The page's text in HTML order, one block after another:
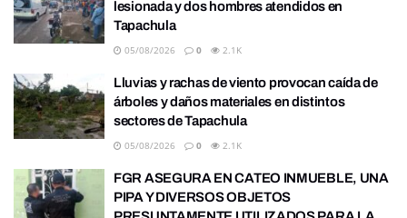
lesionada y dos hombres atendidos en
Tapachula
05/08/2026 0 2.1K
Lluvias y rachas de viento provocan caída de
árboles y daños materiales en distintos
sectores de Tapachula
05/08/2026 0 2.1K
FGR ASEGURA EN CATEO INMUEBLE, UNA
PIPA Y DIVERSOS OBJETOS